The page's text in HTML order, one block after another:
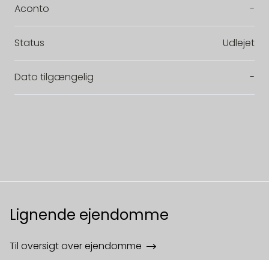
Aconto -
Status Udlejet
Dato tilgængelig -
Lignende ejendomme
Til oversigt over ejendomme